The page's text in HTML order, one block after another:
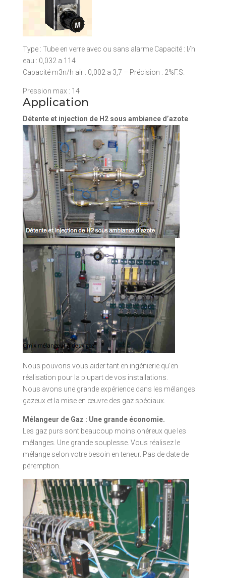
Type : Tube en verre avec ou sans alarme Capacité : l/h
eau : 0,032 a 114
Capacité m3n/h air : 0,002 a 3,7 – Précision : 2%F.S.
Pression max : 14
Application
Détente et injection de H2 sous ambiance d’azote
Nous pouvons vous aider tant en ingénierie qu’en
réalisation pour la plupart de vos installations.
Nous avons une grande expérience dans les mélanges
gazeux et la mise en œuvre des gaz spéciaux.
Mélangeur de Gaz : Une grande économie.
Les gaz purs sont beaucoup moins onéreux que les
mélanges. Une grande souplesse. Vous réalisez le
mélange selon votre besoin en teneur. Pas de date de
péremption.